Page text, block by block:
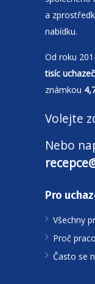
a
nabídku.
Od roku
tisíc
známkou
Volejte
Nebo
Pro
Všechny
Proč
Často se